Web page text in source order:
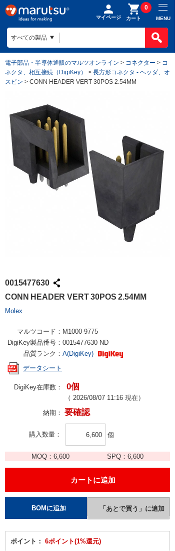
マイページ カート
0
MENU
電子部品・半導体通販のマルツオンライン > コネクター > コ
ネクタ、相互接続（DigiKey）
> 長方形コネクタ - ヘッダ、オ
スピン > CONN HEADER VERT 30POS 2.54MM
0015477630
CONN HEADER VERT 30POS 2.54MM
Molex
マルツコード： M1000-9775
DigiKey製品番号： 0015477630-ND
品質ランク： A(DigiKey)
データシート
DigiKey在庫数： 0個
（ 2026/08/07 11:16 現在）
納期： 要確認
購入数量 個
MOQ： 6,600 SPQ：6,600
ポイント： 6ポイント(1%還元)